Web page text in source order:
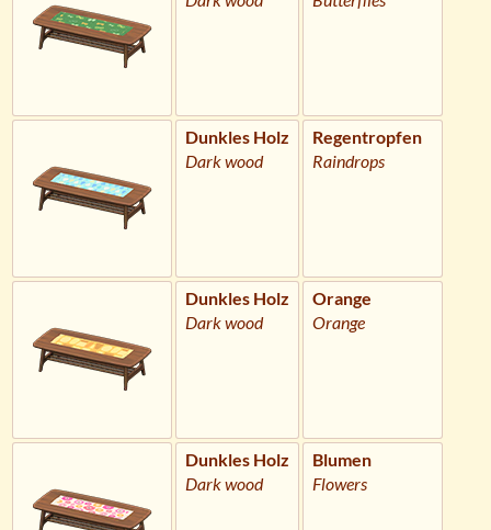
Dunkles Holz
Dark wood
Regentropfen
Raindrops
Dunkles Holz
Dark wood
Orange
Orange
Dunkles Holz
Dark wood
Blumen
Flowers